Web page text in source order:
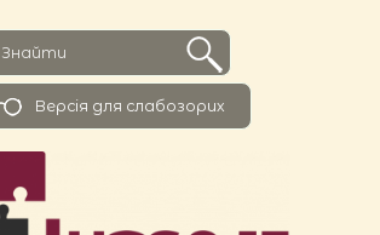
Версiя для слабозорих